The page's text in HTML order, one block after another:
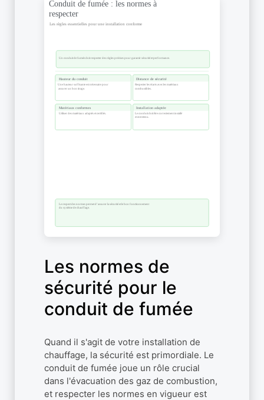
Les normes de
sécurité pour le
conduit de fumée
Quand il s'agit de votre installation de
chauffage, la sécurité est primordiale. Le
conduit de fumée joue un rôle crucial
dans l'évacuation des gaz de combustion,
et respecter les normes en vigueur est